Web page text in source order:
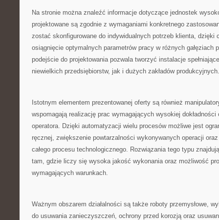
Na stronie można znaleźć informacje dotyczące jednostek
projektowane są zgodnie z wymaganiami konkretnego
zostać skonfigurowane do indywidualnych potrzeb klienta, dzięki
osiągnięcie optymalnych parametrów pracy w różnych gałęziach
podejście do projektowania pozwala tworzyć instalacje
niewielkich przedsiębiorstw, jak i dużych zakładów
Istotnym elementem prezentowanej oferty są również
wspomagają realizację prac wymagających wysokiej
operatora. Dzięki automatyzacji wielu procesów możliwe jest
ręcznej, zwiększenie powtarzalności wykonywanych operacji
całego procesu technologicznego. Rozwiązania tego typu
tam, gdzie liczy się wysoka jakość wykonania oraz możliwość
wymagających warunkach.
Ważnym obszarem działalności są także roboty przemysłowe,
do usuwania zanieczyszczeń, ochrony przed korozją oraz